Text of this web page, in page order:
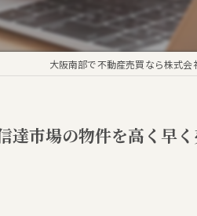
大阪南部で不動産売買なら株式会
達市場の物件を高く早